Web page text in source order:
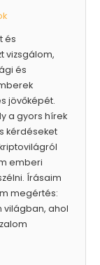
és
vizsgálom,
és
jövőképét.
a gyors hírek
kérdéseket
emberi
Írásaim
megértés:
világban, ahol